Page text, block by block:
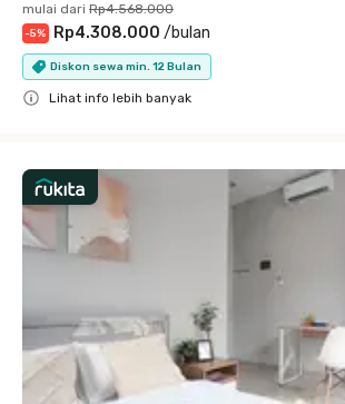
mulai dari Rp4.568.000
-5% Rp4.308.000 /bulan
Diskon sewa min. 12 Bulan
Lihat info lebih banyak